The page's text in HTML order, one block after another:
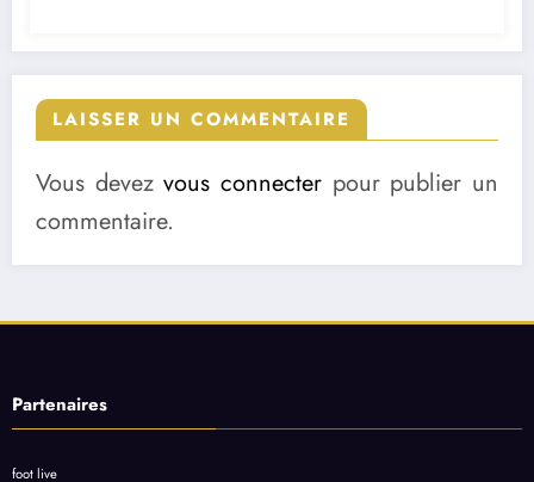
LAISSER UN COMMENTAIRE
Vous devezvous connecter pour publier un
commentaire.
Partenaires
foot live